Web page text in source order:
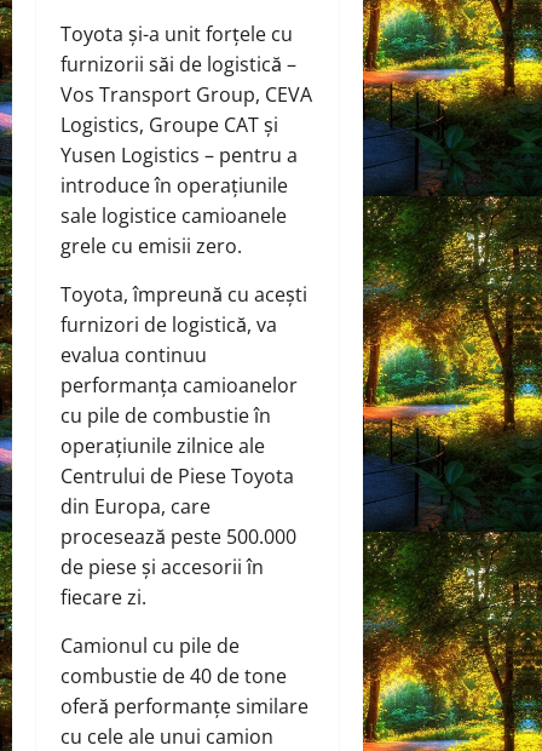
Toyota și-a unit forțele cu
furnizorii săi de logistică –
Vos Transport Group, CEVA
Logistics, Groupe CAT și
Yusen Logistics – pentru a
introduce în operațiunile
sale logistice camioanele
grele cu emisii zero.
Toyota, împreună cu acești
furnizori de logistică, va
evalua continuu
performanța camioanelor
cu pile de combustie în
operațiunile zilnice ale
Centrului de Piese Toyota
din Europa, care
procesează peste 500.000
de piese și accesorii în
fiecare zi.
Camionul cu pile de
combustie de 40 de tone
oferă performanțe similare
cu cele ale unui camion